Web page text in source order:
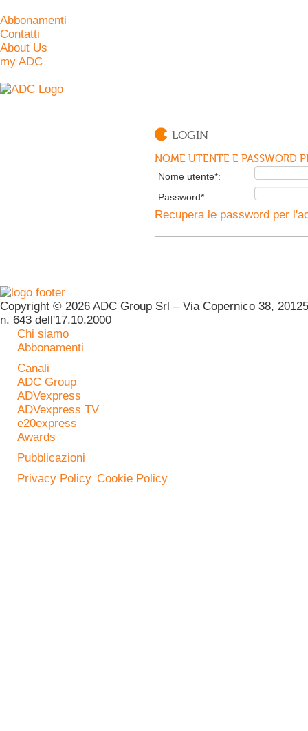
Abbonamenti
Contatti
About Us
my ADC
LOGIN
NOME UTENTE E PASSWORD
Nome utente*:
Password*:
Recupera le password per
Copyright © 2026 ADC Group Srl – Via Copernico 38,
n. 643 dell'17.10.2000
Chi siamo
Abbonamenti
Canali
ADC Group
ADVexpress
ADVexpress TV
e20express
Awards
Pubblicazioni
Privacy Policy Cookie Policy